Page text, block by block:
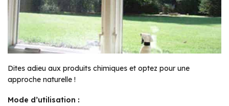
Dites adieu aux produits chimiques et optez pour une
approche naturelle !
Mode d’utilisation :